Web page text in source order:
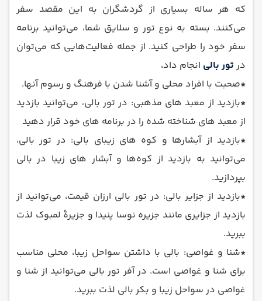
که هر ساله بسیاری از گردشگران به این مقصد سفر
می‌کنند. بسته به نوع تور و سلایق شما، می‌توانید برنامه
سفر خود را طراحی کنید. از جمله فعالیت‌هایی که می‌توان
در تور بالی انجام داد،
*صحبت با افراد محلی و آشنا شدن با فرهنگ و رسوم آنها.
*بازدید از معبد ‌های مذهبی: در تور بالی، می‌توانید بازدید
از معبد های شناخته شده‌ را در برنامه های خود قرار دهید
*بازدید از آبشارها و کوه‌ های زیبای بالی: در تور بالی،
می‌توانید به بازدید از کوه‌ها و آبشار های زیبا در بالی
بپردازید.
*بازدید از جزایر بالی: در تور بالی ارزان قیمت، می‌توانید از
بازدید از جزایری مانند جزیره نوسا پنیدا و جزیرهٔ لمبوک لذت
ببرید.
*شنا و غواصی: بالی با داشتن سواحل زیبا، محلی مناسب
برای شنا و غواصی است. در آفر تور بالی می‌توانید از شنا و
غواصی در سواحل زیبا و بکر بالی لذت ببرید.